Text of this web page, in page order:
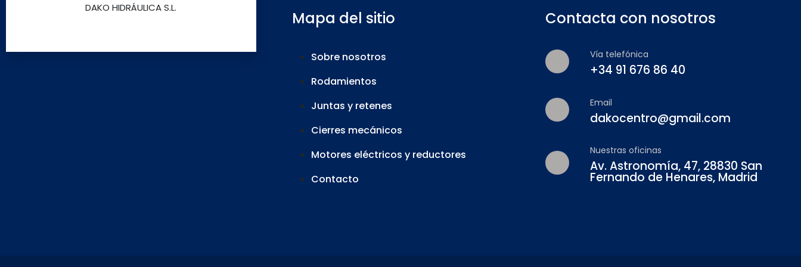
DAKO HIDRÁULICA S.L.
Mapa del sitio
Sobre nosotros
Rodamientos
Juntas y retenes
Cierres mecánicos
Motores eléctricos y reductores
Contacto
Contacta con nosotros
Vía telefónica
+34 91 676 86 40
Email
dakocentro@gmail.com
Nuestras oficinas
Av. Astronomía, 47, 28830 San
Fernando de Henares, Madrid
mejor posible